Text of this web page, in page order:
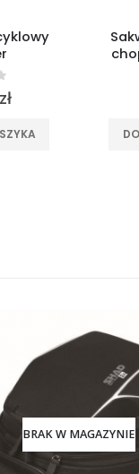
5
zł
BRAK W MAGAZYNIE